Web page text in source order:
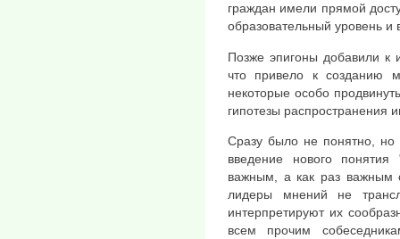
граждан имели прямой
образовательный уровень и
Позже эпигоны добавили
что привело к созданию
некоторые особо
гипотезы распространения
Сразу было не понятно, но
введение нового
важным, а как раз важным
лидеры мнений не
интерпретируют их
всем прочим